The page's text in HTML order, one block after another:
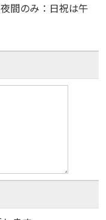
間のみ：日祝は午